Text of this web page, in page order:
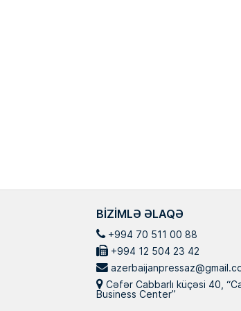
BIZIMLƏ ƏLAQƏ
+994 70 511 00 88
+994 12 504 23 42
Cəfər Cabbarlı küçəsi 40,
Business Center”